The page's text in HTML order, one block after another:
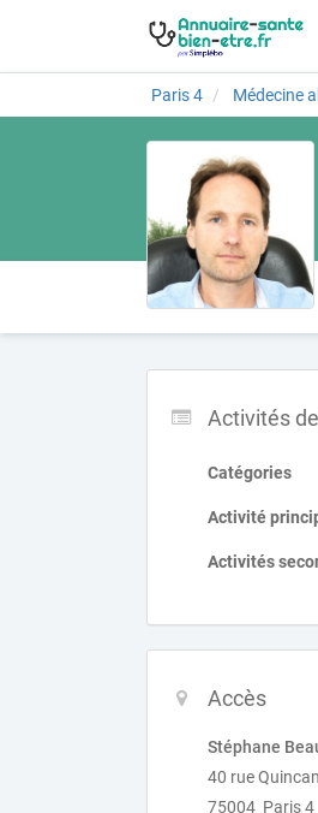
Paris 4 Médecine
Activités
Catégories
Activité
Activités
Accès
Stéphane
40 rue
75004 Paris 4